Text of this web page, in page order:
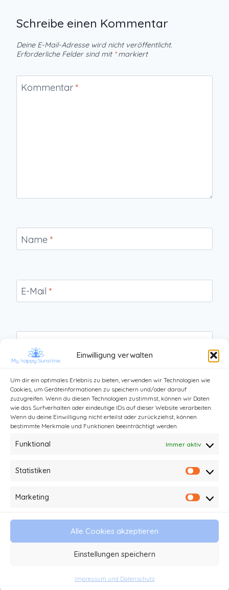
Einwilligung verwalten
Um dir ein optimales Erlebnis zu bieten, verwenden wir Technologien wie
Cookies, um Geräteinformationen zu speichern und/oder darauf
zuzugreifen. Wenn du diesen Technologien zustimmst, können wir Daten
wie das Surfverhalten oder eindeutige IDs auf dieser Website verarbeiten.
Wenn du deine Einwilligung nicht erteilst oder zurückziehst, können
bestimmte Merkmale und Funktionen beeinträchtigt werden.
Funktional Immer aktiv
Statistiken
Marketing
Alle Cookies akzeptieren
Einstellungen speichern
Impressum und Datenschutz
Schreibe einen Kommentar
Deine E-Mail-Adresse wird nicht veröffentlicht.
Erforderliche Felder sind mit *markiert
Kommentar *
Name *
E-Mail *
© 2026 My happy Sunshine - Stefanie Kathi
Baader